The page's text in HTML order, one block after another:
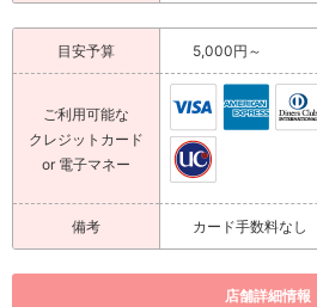
目安予算 5,000円～
ご利用可能な
クレジットカード
or 電子マネー
備考 カード手数料なし
店舗詳細情報